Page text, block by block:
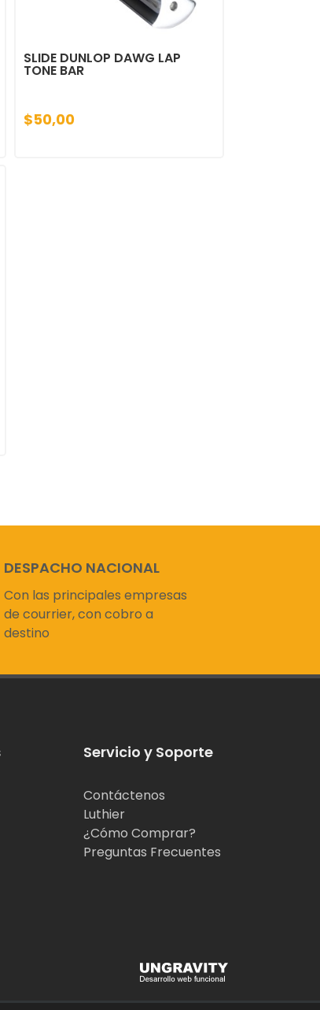
SLIDE DUNLOP DAWG LAP
TONE BAR
$50,00
DESPACHO NACIONAL
Con las principales empresas
de courrier, con cobro a
destino
Servicio y Soporte
Contáctenos
Luthier
¿Cómo Comprar?
Preguntas Frecuentes